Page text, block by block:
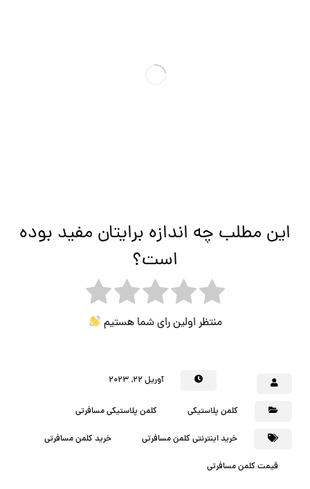
این مطلب چه اندازه برایتان مفید بوده
است؟
منتظر اولین رای شما هستیم
آوریل ۲۲, ۲۰۲۳
کلمن پلاستیکی کلمن پلاستیکی مسافرتی
خرید اینترنتی کلمن مسافرتی خرید کلمن مسافرتی
قیمت کلمن مسافرتی